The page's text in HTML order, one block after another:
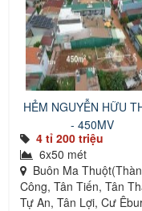
HẺM NGUYỄN HỮU
- 450MV
4 tỉ 200 triệu
6x50 mét
Buôn Ma
Công, Tân Tiến, Tân
Tự An, Tân Lợi, Cư